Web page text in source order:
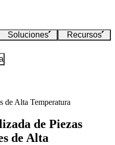
Soluciones Recursos
de Alta Temperatura
de Piezas
de Alta